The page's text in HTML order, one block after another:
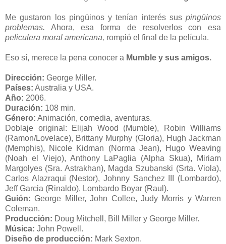
Me gustaron los pingüinos y tenían interés sus pingüinos
problemas. Ahora, esa forma de resolverlos con esa
peliculera moral americana, rompió el final de la película.
Eso sí, merece la pena conocer a Mumble y sus amigos.
Dirección: George Miller.
Países: Australia y USA.
Año: 2006.
Duración: 108 min.
Género: Animación, comedia, aventuras.
Doblaje original: Elijah Wood (Mumble), Robin Williams
(Ramon/Lovelace), Brittany Murphy (Gloria), Hugh Jackman
(Memphis), Nicole Kidman (Norma Jean), Hugo Weaving
(Noah el Viejo), Anthony LaPaglia (Alpha Skua), Miriam
Margolyes (Sra. Astrakhan), Magda Szubanski (Srta. Viola),
Carlos Alazraqui (Nestor), Johnny Sanchez III (Lombardo),
Jeff Garcia (Rinaldo), Lombardo Boyar (Raul).
Guión: George Miller, John Collee, Judy Morris y Warren
Coleman.
Producción: Doug Mitchell, Bill Miller y George Miller.
Música: John Powell.
Diseño de producción: Mark Sexton.